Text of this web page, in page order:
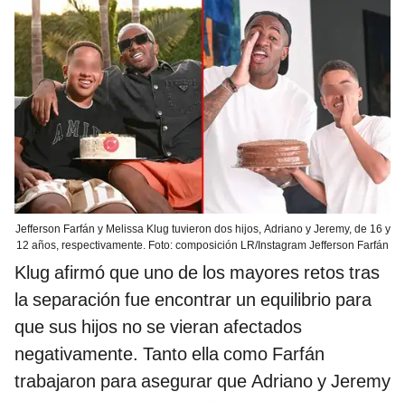
Jefferson Farfán y Melissa Klug tuvieron dos hijos, Adriano y Jeremy, de 16 y
12 años, respectivamente. Foto: composición LR/Instagram Jefferson Farfán
Klug afirmó que uno de los mayores retos tras
la separación fue encontrar un equilibrio para
que sus hijos no se vieran afectados
negativamente. Tanto ella como Farfán
trabajaron para asegurar que Adriano y Jeremy